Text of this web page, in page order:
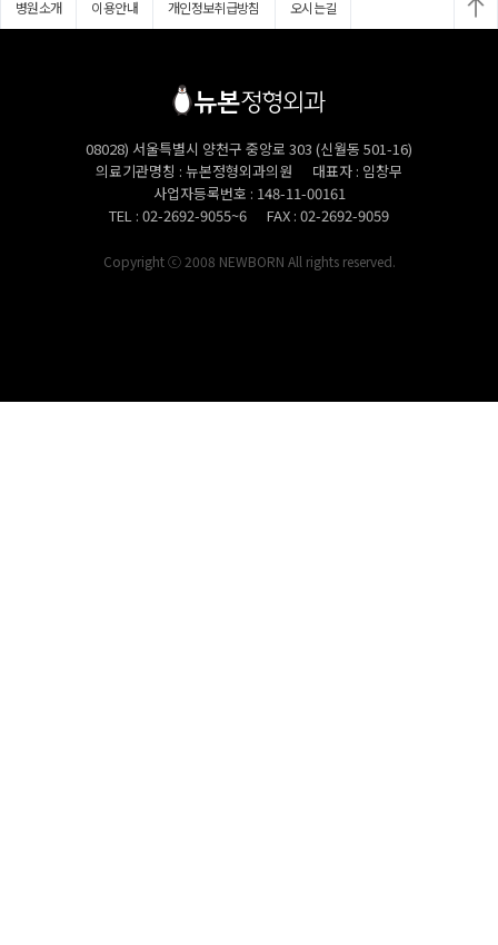
병원소개 이용안내 개인정보취급방침 오시는길
08028) 서울특별시 양천구 중앙로 303 (신월동 501-16)
의료기관명칭 뉴본정형외과의원 대표자 임창무
사업자등록번호 148-11-00161
TEL
02-2692-9055~6 FAX 02-2692-9059
Copyright ⓒ 2008 NEWBORN All rights reserved.